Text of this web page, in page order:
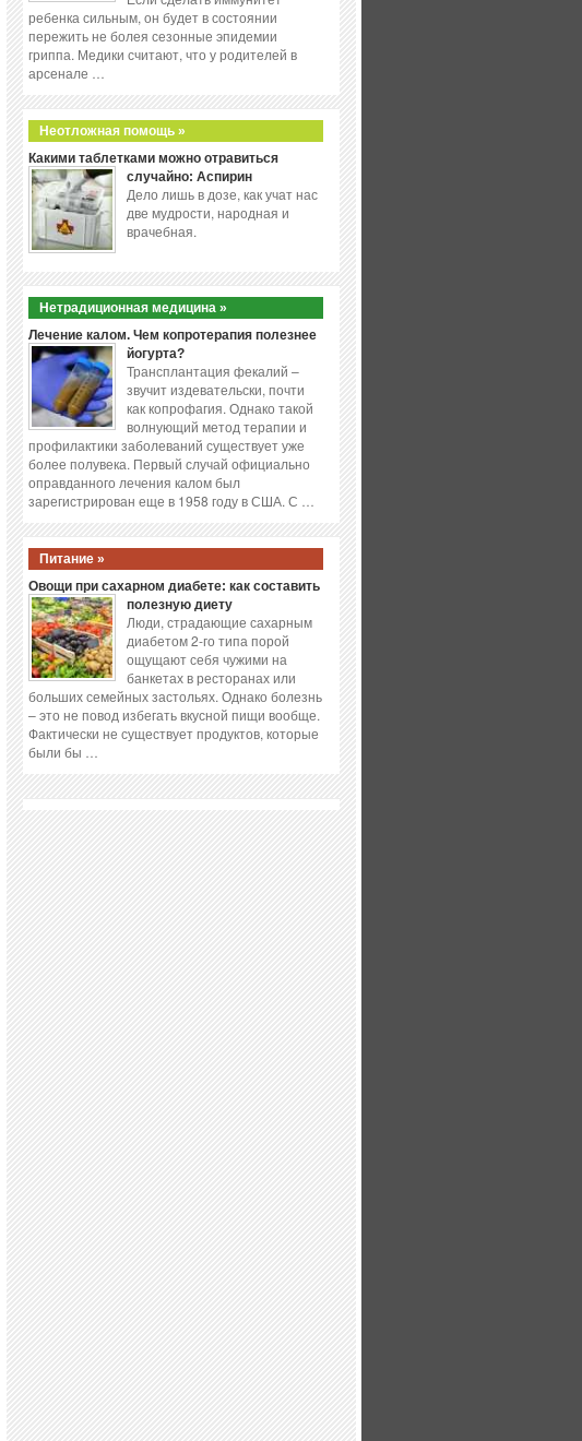
ребенка сильным, он будет в состоянии
пережить не болея сезонные эпидемии
гриппа. Медики считают, что у родителей в
арсенале …
Неотложная помощь »
Какими таблетками можно отравиться
случайно: Аспирин
Дело лишь в дозе, как учат нас
две мудрости, народная и
врачебная.
Нетрадиционная медицина »
Лечение калом. Чем копротерапия полезнее
йогурта?
Трансплантация фекалий –
звучит издевательски, почти
как копрофагия. Однако такой
волнующий метод терапии и
профилактики заболеваний существует уже
более полувека. Первый случай официально
оправданного лечения калом был
зарегистрирован еще в 1958 году в США. С …
Питание »
Овощи при сахарном диабете: как составить
полезную диету
Люди, страдающие сахарным
диабетом 2-го типа порой
ощущают себя чужими на
банкетах в ресторанах или
больших семейных застольях. Однако болезнь
– это не повод избегать вкусной пищи вообще.
Фактически не существует продуктов, которые
были бы …